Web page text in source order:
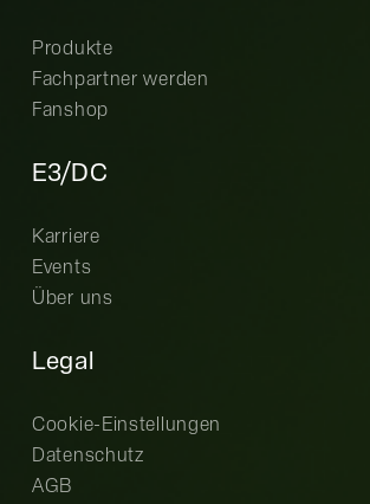
Produkte
Fachpartner werden
Fanshop
E3/DC
Karriere
Events
Über uns
Legal
Cookie-Einstellungen
Datenschutz
AGB